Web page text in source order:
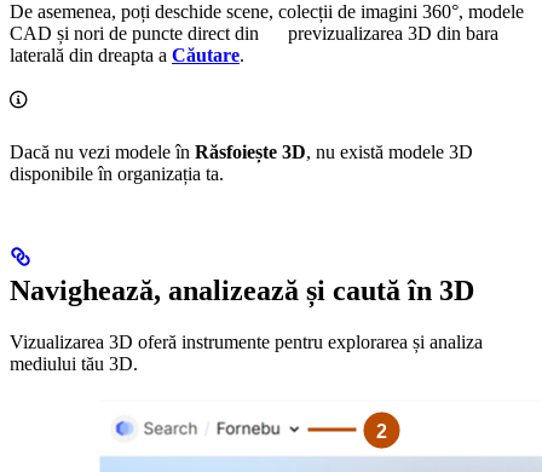
De asemenea, poți deschide scene, colecții de imagini 360°, modele
CAD și nori de puncte direct din
previzualizarea 3D din bara
laterală din dreapta a Căutare.
Dacă nu vezi modele în Răsfoiește 3D, nu există modele 3D
disponibile în organizația ta.
Navighează, analizează și caută în 3D
Vizualizarea 3D oferă instrumente pentru explorarea și analiza
mediului tău 3D.